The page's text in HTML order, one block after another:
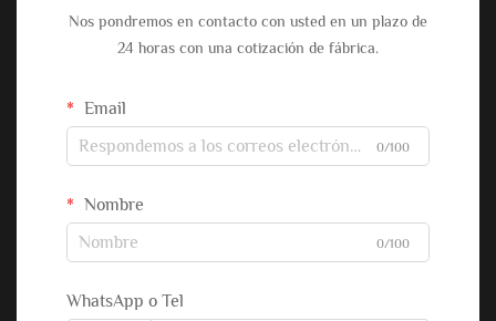
Nos pondremos en contacto con usted en un plazo de
24 horas con una cotización de fábrica.
Email
0/100
Nombre
0/100
WhatsApp o Tel